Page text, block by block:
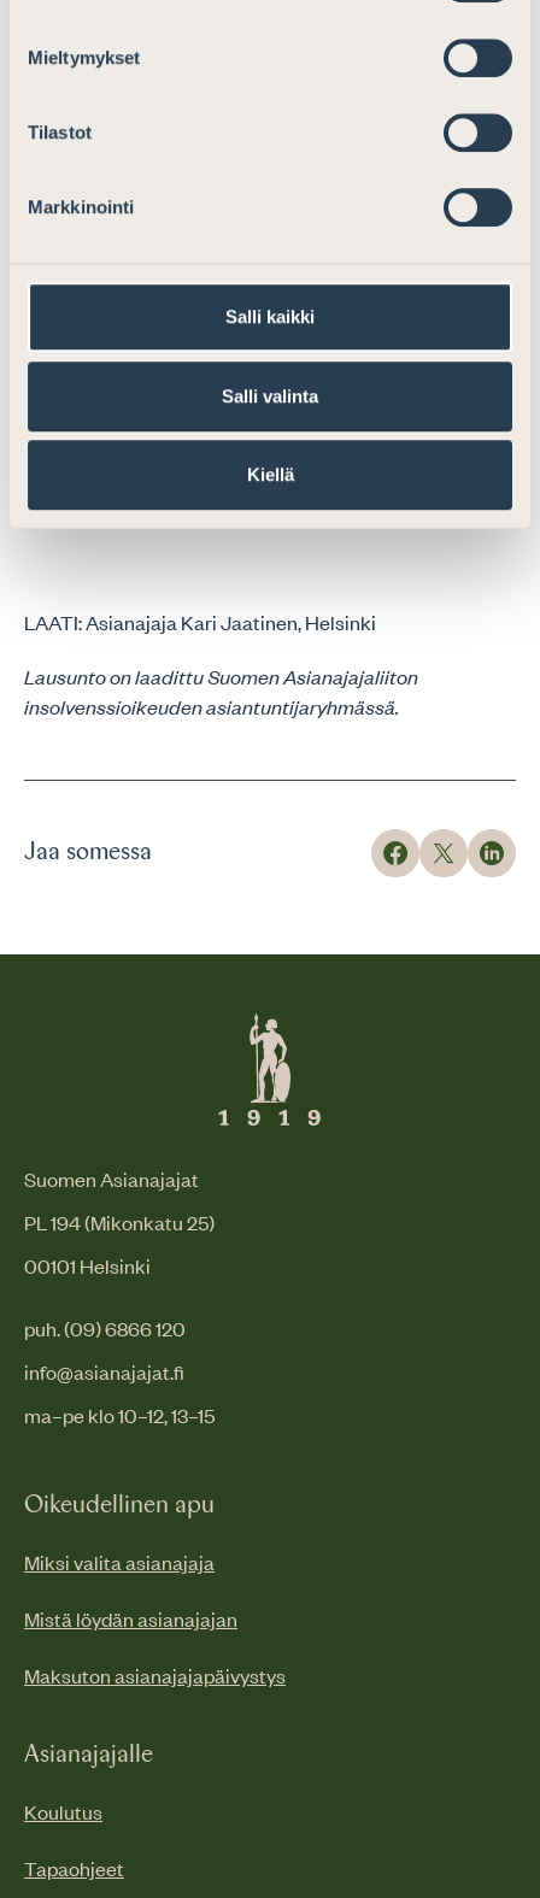
Mieltymykset
Tilastot
Markkinointi
Salli kaikki
Salli valinta
Kiellä
tarkasti. Lain tilapäisen muutoksen vaikutuksista
hyväksi käyttäen voidaan suojaosuuden oikeasta
tasosta ja muista velallisten asemaa helpottavista
toimista myöhemmin tehtävän lainsäädännön pohjaksi
saada tutkittua tietoa.
Suomen Asianajajaliiton pääsihteeri
LAATI: Asianajaja Kari Jaatinen, Helsinki
Lausunto on laadittu Suomen Asianajajaliiton
insolvenssioikeuden asiantuntijaryhmässä.
Jaa somessa
Suomen Asianajajat
PL 194 (Mikonkatu 25)
00101 Helsinki
puh. (09) 6866 120
info@asianajajat.fi
ma–pe klo 10–12, 13–15
Oikeudellinen apu
Miksi valita asianajaja
Mistä löydän asianajajan
Maksuton asianajajapäivystys
Asianajajalle
Koulutus
Tapaohjeet